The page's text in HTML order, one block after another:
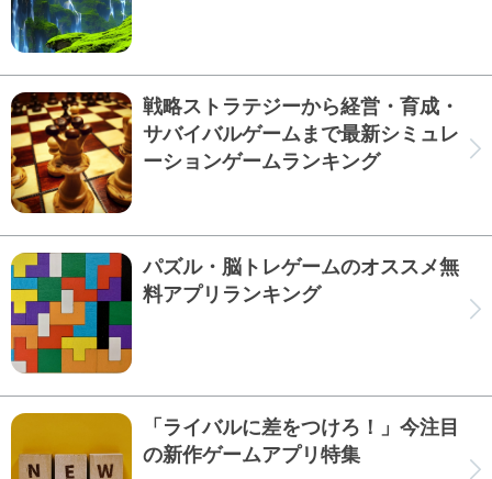
戦略ストラテジーから経営・育成・
サバイバルゲームまで最新シミュレ
ーションゲームランキング
パズル・脳トレゲームのオススメ無
料アプリランキング
「ライバルに差をつけろ！」今注目
の新作ゲームアプリ特集